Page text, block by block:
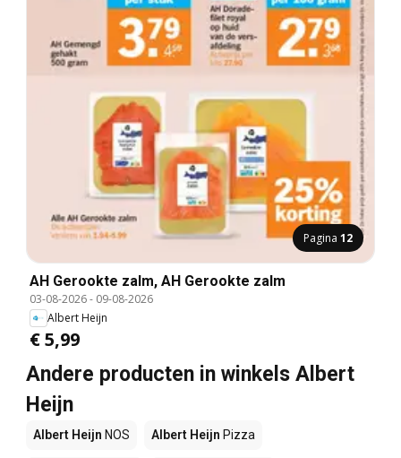
Pagina 12
AH Gerookte zalm, AH Gerookte zalm
03-08-2026- 09-08-2026
Albert Heijn
€ 5,99
Andere producten in winkels Albert
Heijn
Albert Heijn NOS Albert Heijn Pizza